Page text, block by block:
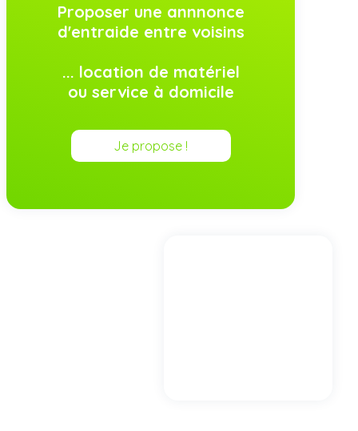
Proposer une annnonce
d'entraide entre voisins
... location de matériel
ou service à domicile
Je propose !